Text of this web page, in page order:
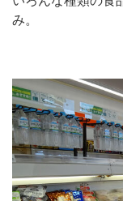
み。